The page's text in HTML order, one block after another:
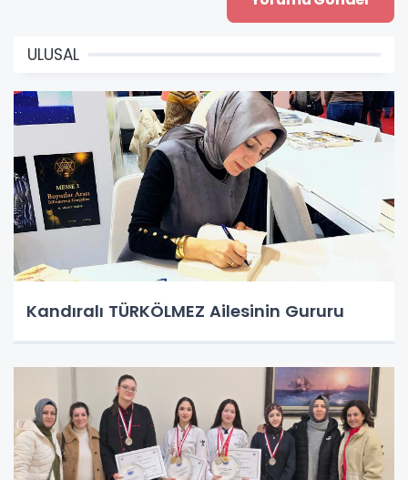
ULUSAL
Kandıralı TÜRKÖLMEZ Ailesinin Gururu